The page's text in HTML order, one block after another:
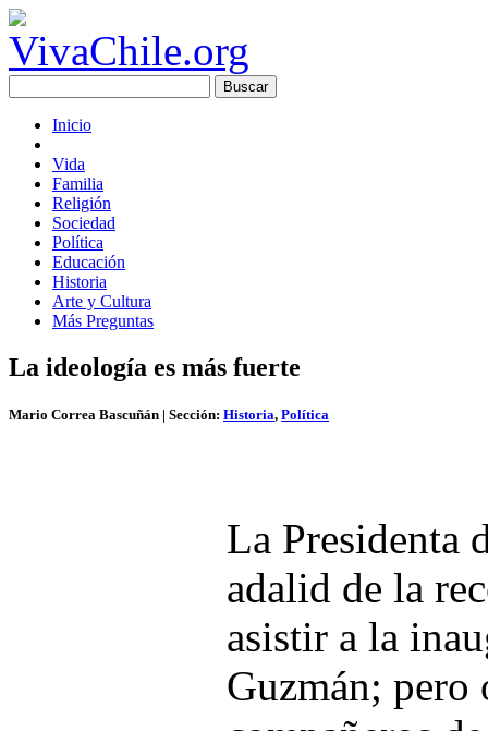
Inicio
Vida
Familia
Religión
Sociedad
Política
Educación
Historia
Arte y Cultura
Más Preguntas
La ideología es más fuerte
Mario Correa Bascuñán | Sección: Historia, Política
La Presidenta
adalid de la
asistir a la
Guzmán; pero